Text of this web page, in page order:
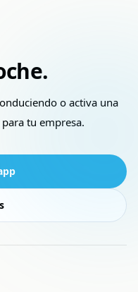
o activa una
tu empresa.